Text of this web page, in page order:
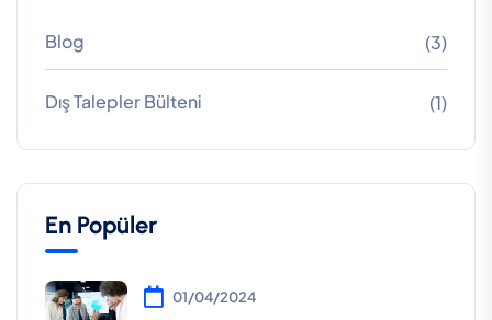
Blog (3)
Dış Talepler Bülteni (1)
En Popüler
01/04/2024